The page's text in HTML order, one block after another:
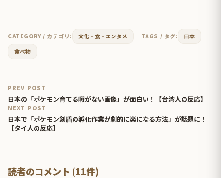
CATEGORY / カテゴリ: 文化・食・エンタメ TAGS / タグ:
日本
食べ物
PREV POST
日本の「ポケモン育てる暇がない画像」が面白い！【台湾人の反応】
NEXT POST
日本で「ポケモン剣盾の孵化作業が劇的に楽になる方法」が話題に！
【タイ人の反応】
読者のコメント (11件)